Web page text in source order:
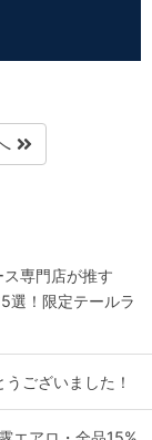
専門店が推す
選！限定テールラ
ございました！